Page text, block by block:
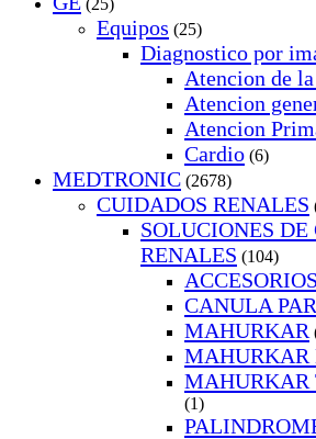
(25)
Equipos (25)
Diagnostico por
Atencion de
Atencion
Atencion
Cardio (6)
MEDTRONIC (2678)
CUIDADOS RENALES
SOLUCIONES
RENALES (104)
ACCESORIOS
CANULA
MAHURKAR
MAHURKAR
MAHURKAR
(1)